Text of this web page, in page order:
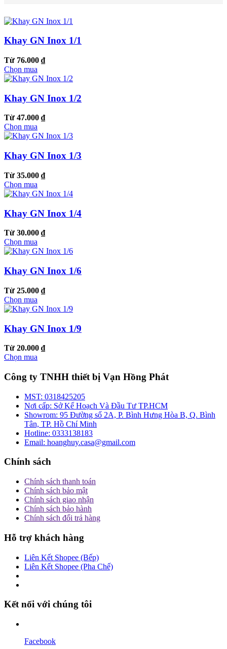
Khay GN Inox 1/1
Từ 76.000 ₫
Chọn mua
Khay GN Inox 1/2
Từ 47.000 ₫
Chọn mua
Khay GN Inox 1/3
Từ 35.000 ₫
Chọn mua
Khay GN Inox 1/4
Từ 30.000 ₫
Chọn mua
Khay GN Inox 1/6
Từ 25.000 ₫
Chọn mua
Khay GN Inox 1/9
Từ 20.000 ₫
Chọn mua
Công ty TNHH thiết bị Vạn Hồng Phát
MST: 0318425205
Nơi cấp: Sở Kế Hoạch Và Đầu Tư TP.HCM
Showrom: 95 Đường số 2A, P. Bình Hưng Hòa B, Q. Bình
Tân, TP. Hồ Chí Minh
Hotline: 0333138183
Email: hoanghuy.casa@gmail.com
Chính sách
Chính sách thanh toán
Chính sách bảo mật
Chính sách giao nhận
Chính sách bảo hành
Chính sách đổi trả hàng
Hỗ trợ khách hàng
Liên Kết Shopee (Bếp)
Liên Kết Shopee (Pha Chế)
Kết nối với chúng tôi
Facebook